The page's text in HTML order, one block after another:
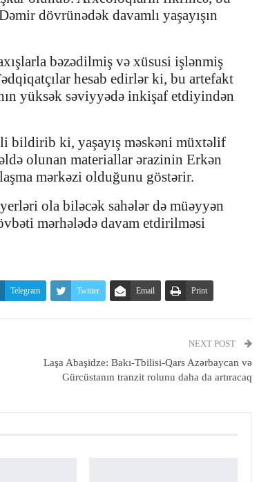
dövrünədək davamlı yaşayışın
bəzədilmiş və xüsusi işlənmiş
hesab edirlər ki, bu artefakt
yüksək səviyyədə inkişaf etdiyindən
bildirib ki, yaşayış məskəni müxtəlif
olunan materiallar ərazinin Erkən
mərkəzi olduğunu göstərir.
ola biləcək sahələr də müəyyən
mərhələdə davam etdirilməsi
Telegram Twitter Email Print
NEXT POST
Laşa Abaşidze: Bakı-Tbilisi-Qars Azərbaycan və
Gürcüstanın tranzit rolunu daha da artıracaq